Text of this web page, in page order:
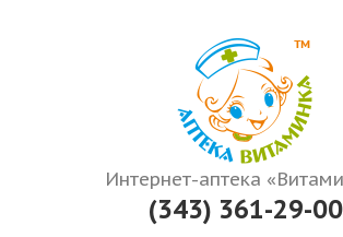
Интернет-аптека
(343) 361-29-00